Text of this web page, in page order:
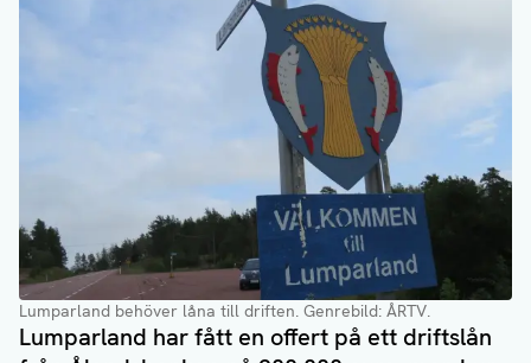
Lumparland behöver låna till driften. Genrebild: ÅRTV.
Lumparland har fått en offert på ett driftslån